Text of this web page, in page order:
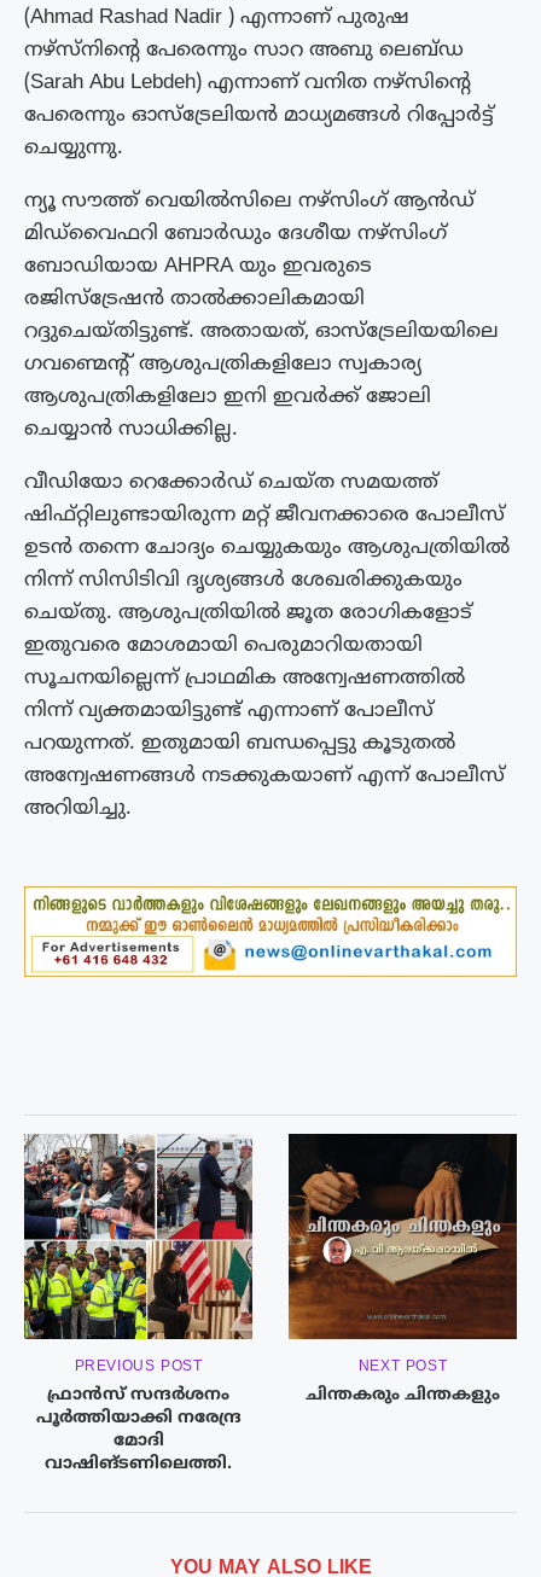
(Ahmad Rashad Nadir ) എന്നാണ് പുരുഷ
നഴ്സ്‌നിന്റെ പേരെന്നും സാറ അബു ലെബ്ഡ
(Sarah Abu Lebdeh) എന്നാണ് വനിത നഴ്സിന്റെ
പേരെന്നും ഓസ്ട്രേലിയന്‍ മാധ്യമങ്ങള്‍ റിപ്പോര്‍ട്ട്
ചെയ്യുന്നു.
ന്യൂ സൗത്ത് വെയിൽസിലെ നഴ്സിംഗ് ആൻഡ്
മിഡ്‌വൈഫറി ബോർഡും ദേശീയ നഴ്സിംഗ്
ബോഡിയായ AHPRA യും ഇവരുടെ
രജിസ്ട്രേഷൻ താൽക്കാലികമായി
റദ്ദുചെയ്‌തിട്ടുണ്ട്‌. അതായത്, ഓസ്‌ട്രേലിയയിലെ
ഗവണ്മെന്റ് ആശുപത്രികളിലോ സ്വകാര്യ
ആശുപത്രികളിലോ ഇനി ഇവർക്ക് ജോലി
ചെയ്യാൻ സാധിക്കില്ല.
വീഡിയോ റെക്കോർഡ് ചെയ്ത സമയത്ത്
ഷിഫ്റ്റിലുണ്ടായിരുന്ന മറ്റ് ജീവനക്കാരെ പോലീസ്
ഉടൻ തന്നെ ചോദ്യം ചെയ്യുകയും ആശുപത്രിയിൽ
നിന്ന് സിസിടിവി ദൃശ്യങ്ങൾ ശേഖരിക്കുകയും
ചെയ്തു. ആശുപത്രിയിൽ ജൂത രോഗികളോട്
ഇതുവരെ മോശമായി പെരുമാറിയതായി
സൂചനയില്ലെന്ന് പ്രാഥമിക അന്വേഷണത്തിൽ
നിന്ന് വ്യക്തമായിട്ടുണ്ട് എന്നാണ് പോലീസ്
പറയുന്നത്. ഇതുമായി ബന്ധപ്പെട്ടു കൂടുതൽ
അന്വേഷണങ്ങൾ നടക്കുകയാണ് എന്ന് പോലീസ്
അറിയിച്ചു.
PREVIOUS POST
ഫ്രാൻസ് സന്ദർശനം
പൂർത്തിയാക്കി നരേന്ദ്ര
മോദി
വാഷിങ്ടണിലെത്തി.
NEXT POST
ചിന്തകരും ചിന്തകളും
YOU MAY ALSO LIKE